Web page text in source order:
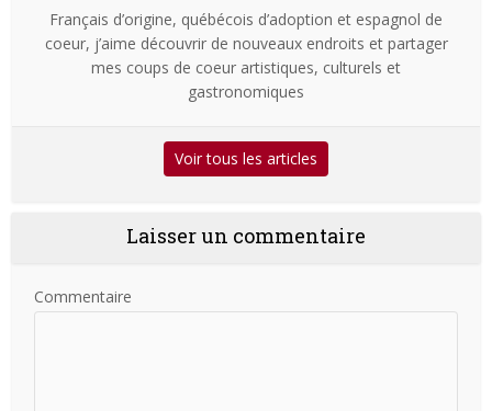
Français d’origine, québécois d’adoption et espagnol de
coeur, j’aime découvrir de nouveaux endroits et partager
mes coups de coeur artistiques, culturels et
gastronomiques
Voir tous les articles
Laisser un commentaire
Commentaire